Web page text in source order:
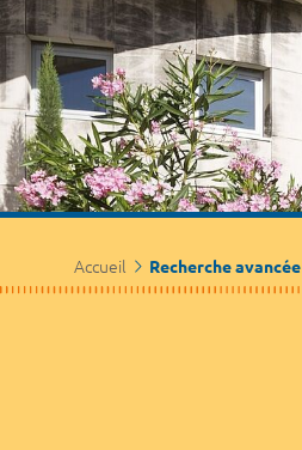
Accueil Recherche avancée